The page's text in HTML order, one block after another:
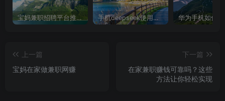
宝妈兼职招聘平台推荐，轻松找到理想工作！ 手机deepseek使用全攻略，轻松实现画图与炒股功能
上一篇
宝妈在家做兼职网赚
下一篇
在家兼职赚钱可靠吗？这些
方法让你轻松实现